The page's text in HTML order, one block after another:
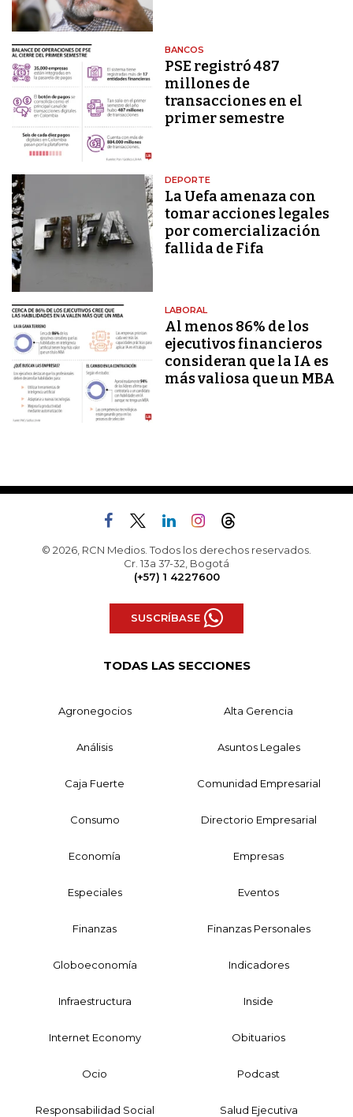
BANCOS
PSE registró 487
millones de
transacciones en el
primer semestre
DEPORTE
La Uefa amenaza con
tomar acciones legales
por comercialización
fallida de Fifa
LABORAL
Al menos 86% de los
ejecutivos financieros
consideran que la IA es
más valiosa que un MBA
© 2026, RCN Medios. Todos los derechos reservados.
Cr. 13a 37-32, Bogotá
(+57) 1 4227600
SUSCRÍBASE
TODAS LAS SECCIONES
Agronegocios Alta Gerencia
Análisis Asuntos Legales
Caja Fuerte Comunidad Empresarial
Consumo Directorio Empresarial
Economía Empresas
Especiales Eventos
Finanzas Finanzas Personales
Globoeconomía Indicadores
Infraestructura Inside
Internet Economy Obituarios
Ocio Podcast
Responsabilidad Social Salud Ejecutiva